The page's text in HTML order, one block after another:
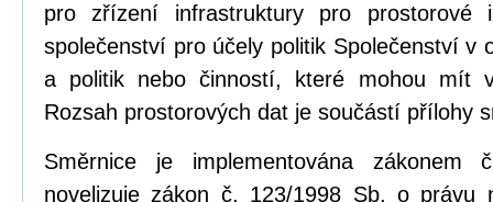
pro zřízení infrastruktury pro prostorové
společenství pro účely politik Společenství v
a politik nebo činností, které mohou mít
Rozsah prostorových dat je součástí přílohy
Směrnice je implementována
novelizuje zákon č. 123/1998 Sb. o právu